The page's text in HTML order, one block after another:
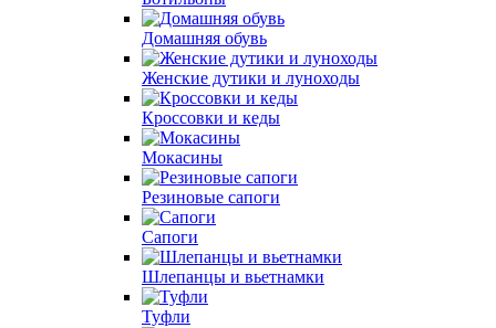
Домашняя обувь
Женские дутики и луноходы
Кроссовки и кеды
Мокасины
Резиновые сапоги
Сапоги
Шлепанцы и вьетнамки
Туфли